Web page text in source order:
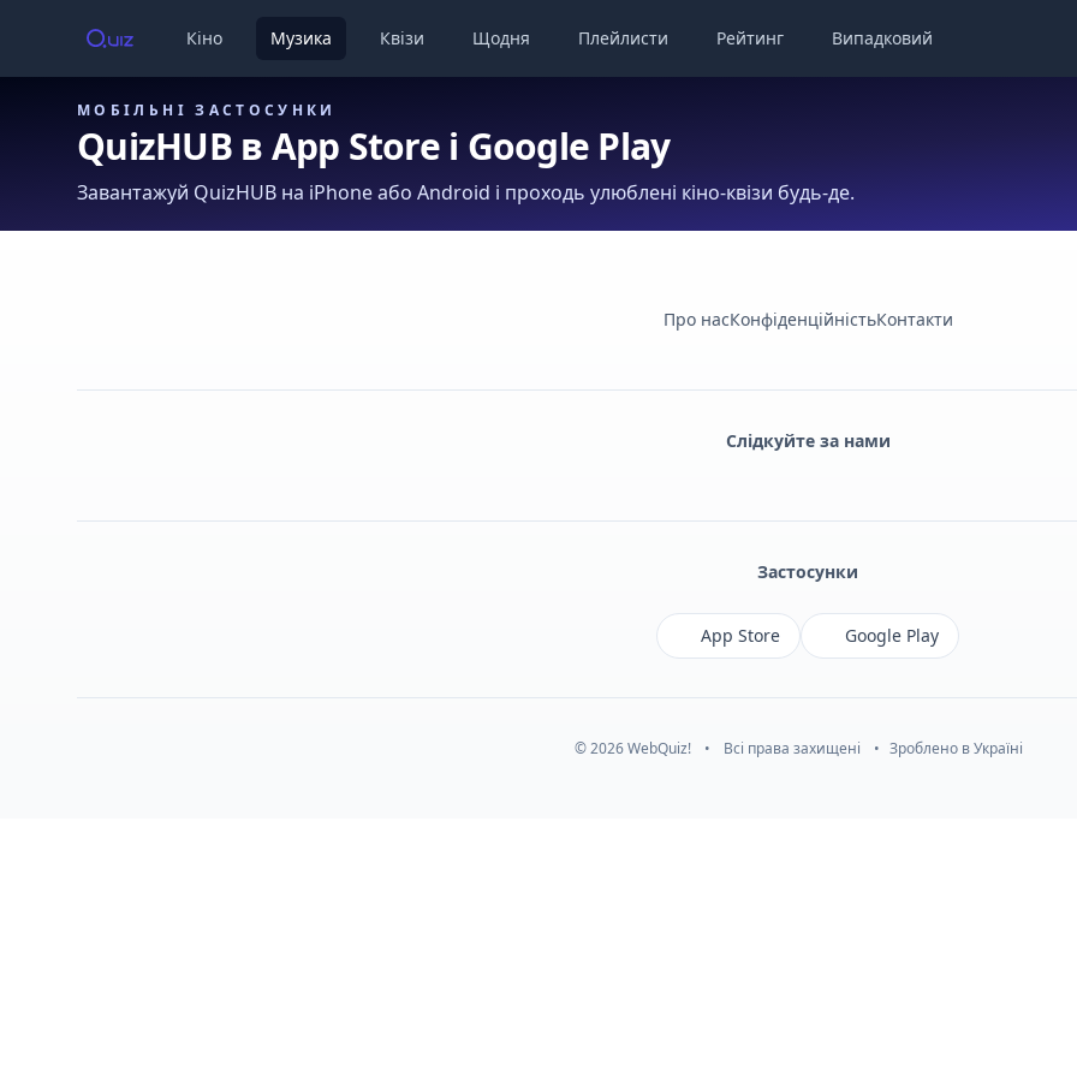
Кіно Музика Квізи Щодня Плейлисти Рейтинг Випадковий
МОБІЛЬНІ ЗАСТОСУНКИ
QuizHUB в App Store і Google Play
Завантажуй QuizHUB на iPhone або Android і проходь улюблені кіно-квізи будь-де.
Про насКонфіденційністьКонтакти
Слідкуйте за нами
Застосунки
App Store Google Play
© 2026 WebQuiz! • Всі права захищені • Зроблено в Україні